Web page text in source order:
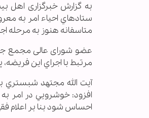
به گزارش خبرگزاری اهل
ستادهاي احياء امر به
متاسفانه هنوز به مرحله
عضو شورای عالی مجمع
مرتبط با اجراي اين
آيت الله مجتهد شبستري
افزود: خوشرويي در امر
احساس شود بنا بر اعلام